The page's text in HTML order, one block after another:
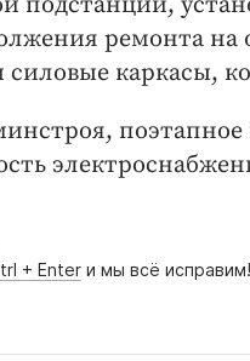
ремонта на
каркасы,
+ Enter и мы всё исправим!